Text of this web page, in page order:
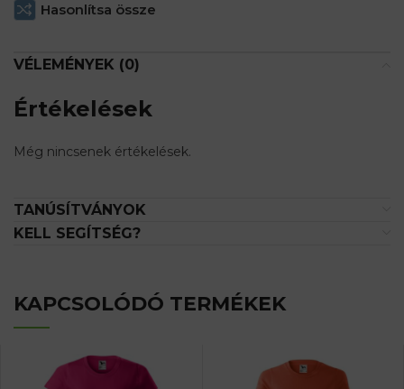
Hasonlítsa össze
VÉLEMÉNYEK (0)
Értékelések
Még nincsenek értékelések.
TANÚSÍTVÁNYOK
KELL SEGÍTSÉG?
KAPCSOLÓDÓ TERMÉKEK